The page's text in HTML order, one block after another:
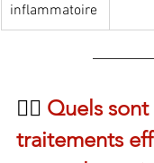
inflammatoire
💆‍♂️ Quels sont
traitements